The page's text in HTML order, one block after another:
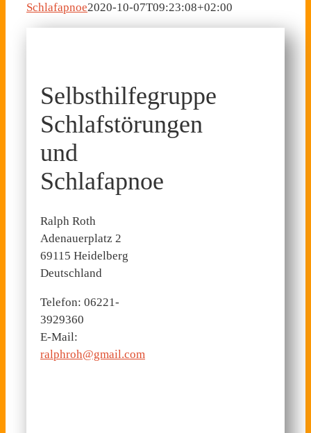
Schlafapnoe2020-10-07T09:23:08+02:00
Selbsthilfegruppe
Schlafstörungen
und
Schlafapnoe
Ralph Roth
Adenauerplatz 2
69115 Heidelberg
Deutschland
Telefon: 06221-
3929360
E-Mail:
ralphroh@gmail.com